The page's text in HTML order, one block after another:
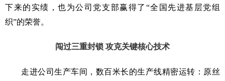
下来的实绩，也为公司党支部赢得了“全国先进基层党组
织”的荣誉。
闯过三重封锁 攻克关键核心技术
走进公司生产车间，数百米长的生产线精密运转：原丝